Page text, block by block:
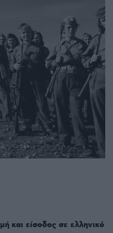
και είσοδος σε ελληνικό